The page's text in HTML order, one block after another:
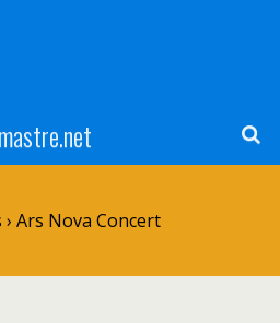
Ars Nova Concert